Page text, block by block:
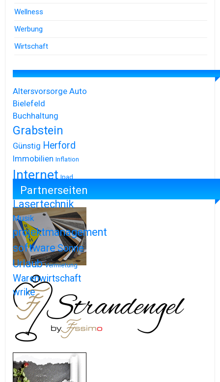
Wellness
Werbung
Wirtschaft
Altersvorsorge Auto
Bielefeld
Buchhaltung
Grabstein
Günstig Herford
Immobilien Inflation
Internet Ipad
Iphone
Lasertechnik
Musik
projektmanagement
softwareSonne
Urlaub Vermietung
Warenwirtschaft
wrike
Partnerseiten